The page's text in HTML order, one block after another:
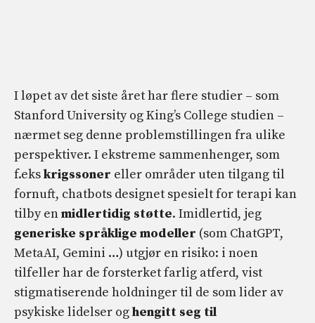
I løpet av det siste året har flere studier – som
Stanford University og King’s College studien –
nærmet seg denne problemstillingen fra ulike
perspektiver. I ekstreme sammenhenger, som
f.ekskrigssoner eller områder uten tilgang til
fornuft, chatbots designet spesielt for terapi kan
tilby enmidlertidig støtte. Imidlertid, jeg
generiske språklige modeller (som ChatGPT,
MetaAI, Gemini …) utgjør en risiko: i noen
tilfeller har de forsterket farlig atferd, vist
stigmatiserende holdninger til de som lider av
psykiske lidelser oghengitt seg til